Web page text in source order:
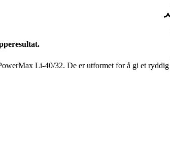
1 år
Li-40/32. De er utformet for å gi et ryddig